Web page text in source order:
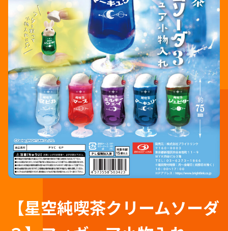
【星空純喫茶クリームソーダ